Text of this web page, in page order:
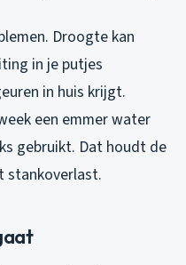
Droogte kan
in je putjes
in huis krijgt.
een emmer water
gebruikt. Dat houdt de
stankoverlast.